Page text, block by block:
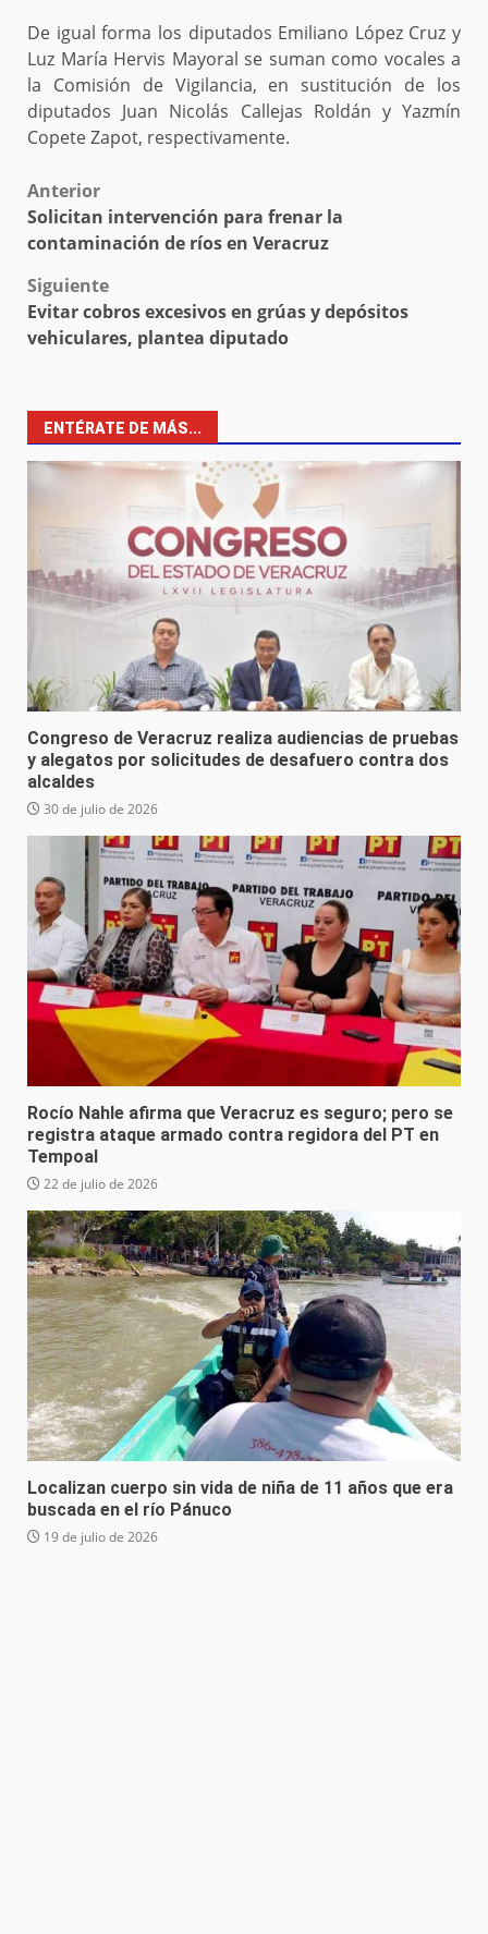
De igual forma los diputados Emiliano López Cruz y
Luz María Hervis Mayoral se suman como vocales a
la Comisión de Vigilancia, en sustitución de los
diputados Juan Nicolás Callejas Roldán y Yazmín
Copete Zapot, respectivamente.
Post
navigation
Anterior
Solicitan intervención para frenar la
contaminación de ríos en Veracruz
Siguiente
Evitar cobros excesivos en grúas y depósitos
vehiculares, plantea diputado
ENTÉRATE DE MÁS...
Congreso de Veracruz realiza audiencias de pruebas
y alegatos por solicitudes de desafuero contra dos
alcaldes
30 de julio de 2026
Rocío Nahle afirma que Veracruz es seguro; pero se
registra ataque armado contra regidora del PT en
Tempoal
22 de julio de 2026
Localizan cuerpo sin vida de niña de 11 años que era
buscada en el río Pánuco
19 de julio de 2026